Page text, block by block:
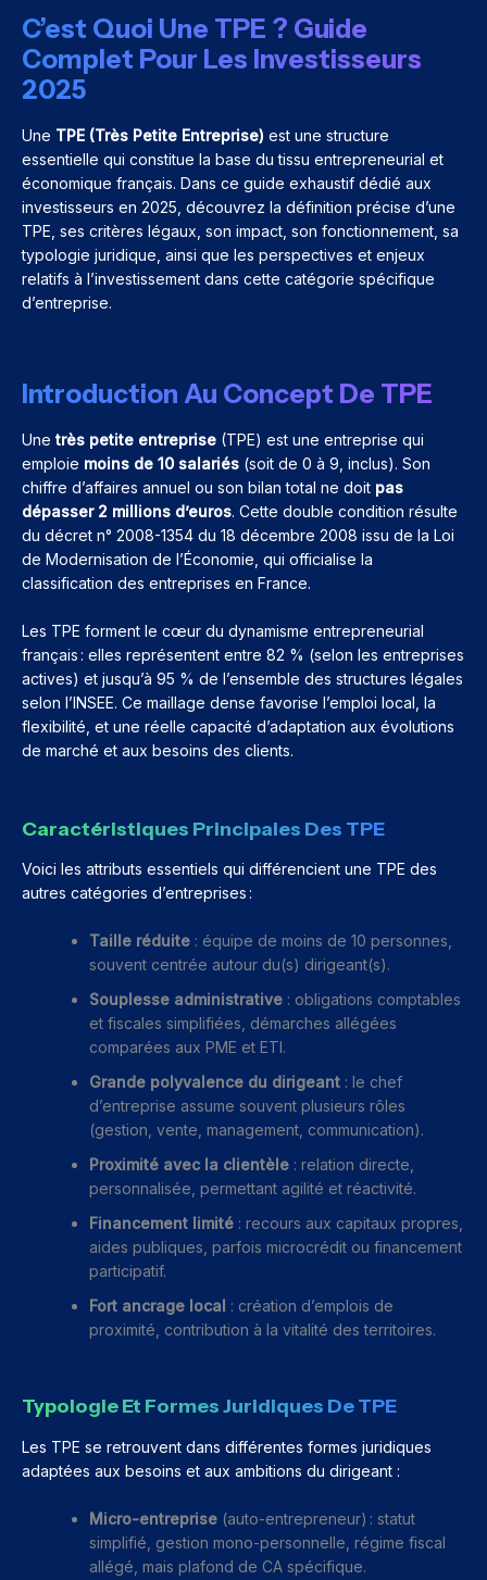
C’est Quoi Une TPE ? Guide
Complet Pour Les Investisseurs
2025
Une TPE (Très Petite Entreprise) est une structure
essentielle qui constitue la base du tissu entrepreneurial et
économique français. Dans ce guide exhaustif dédié aux
investisseurs en 2025, découvrez la définition précise d’une
TPE, ses critères légaux, son impact, son fonctionnement, sa
typologie juridique, ainsi que les perspectives et enjeux
relatifs à l’investissement dans cette catégorie spécifique
d’entreprise.
Introduction Au Concept De TPE
Unetrès petite entreprise (TPE) est une entreprise qui
emploie moins de 10 salariés (soit de 0 à 9, inclus). Son
chiffre d’affaires annuel ou son bilan total ne doit pas
dépasser 2 millions d’euros. Cette double condition résulte
du décret n° 2008-1354 du 18 décembre 2008 issu de la Loi
de Modernisation de l’Économie, qui officialise la
classification des entreprises en France.
Les TPE forment le cœur du dynamisme entrepreneurial
français : elles représentent entre 82 % (selon les entreprises
actives) et jusqu’à 95 % de l’ensemble des structures légales
selon l’INSEE. Ce maillage dense favorise l’emploi local, la
flexibilité, et une réelle capacité d’adaptation aux évolutions
de marché et aux besoins des clients.
Caractéristiques Principales Des TPE
Voici les attributs essentiels qui différencient une TPE des
autres catégories d’entreprises :
Taille réduite : équipe de moins de 10 personnes,
souvent centrée autour du(s) dirigeant(s).
Souplesse administrative : obligations comptables
et fiscales simplifiées, démarches allégées
comparées aux PME et ETI.
Grande polyvalence du dirigeant : le chef
d’entreprise assume souvent plusieurs rôles
(gestion, vente, management, communication).
Proximité avec la clientèle : relation directe,
personnalisée, permettant agilité et réactivité.
Financement limité : recours aux capitaux propres,
aides publiques, parfois microcrédit ou financement
participatif.
Fort ancrage local : création d’emplois de
proximité, contribution à la vitalité des territoires.
Typologie Et Formes Juridiques De TPE
Les TPE se retrouvent dans différentes formes juridiques
adaptées aux besoins et aux ambitions du dirigeant :
Micro-entreprise (auto-entrepreneur) : statut
simplifié, gestion mono-personnelle, régime fiscal
allégé, mais plafond de CA spécifique.